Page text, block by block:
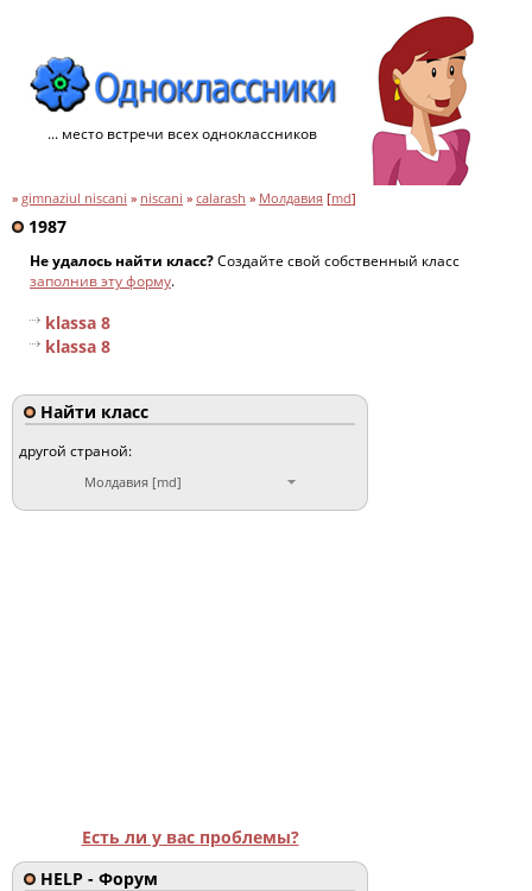
... место встречи всех одноклассников
» gimnaziul niscani » niscani » calarash » Молдавия [md]
1987
Не удалось найти класс?Создайте свой собственный класс
заполнив эту форму.
klassa 8
klassa 8
Найти класс
другой страной:
Молдавия [md]
Есть ли у вас проблемы?
HELP - Форум